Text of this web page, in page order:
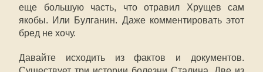
еще большую часть, что отравил Хрущев сам
якобы. Или Булганин. Даже комментировать этот
бред не хочу.
Давайте исходить из фактов и документов.